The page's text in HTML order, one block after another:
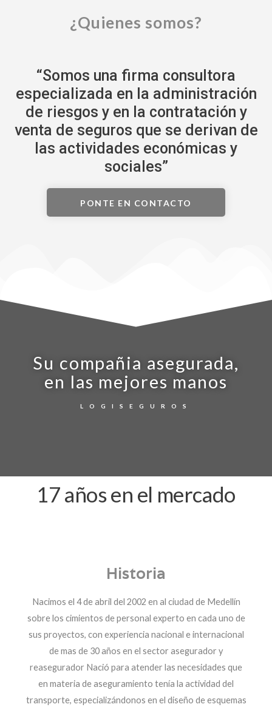
¿Quienes somos?
“Somos una firma consultora
especializada en la administración
de riesgos y en la contratación y
venta de seguros que se derivan de
las actividades económicas y
sociales”
PONTE EN CONTACTO
Su compañia asegurada,
en las mejores manos
LOGISEGUROS
17 años en el mercado
Historia
Nacimos el 4 de abril del 2002 en al ciudad de Medellín
sobre los cimientos de personal experto en cada uno de
sus proyectos, con experiencia nacional e internacional
de mas de 30 años en el sector asegurador y
reasegurador Nació para atender las necesidades que
en materia de aseguramiento tenía la actividad del
transporte, especializándonos en el diseño de esquemas